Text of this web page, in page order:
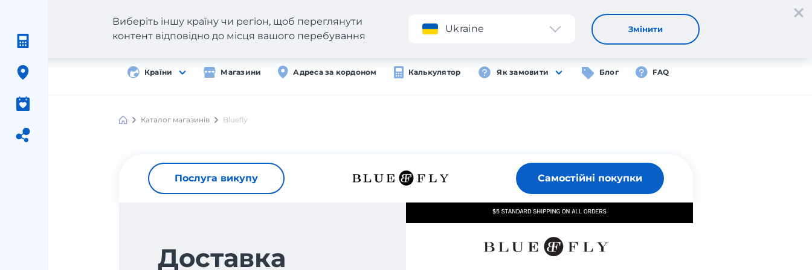
Додаток Реєстрація Вхід
Країни Магазини Адреса за кордоном Калькулятор Як замовити Блог FAQ
Виберіть іншу країну чи регіон, щоб переглянути
контент відповідно до місця вашого перебування
Ukraine Змінити
Каталог магазинів Bluefly
Послуга викупу Самостійні покупки
Доставка